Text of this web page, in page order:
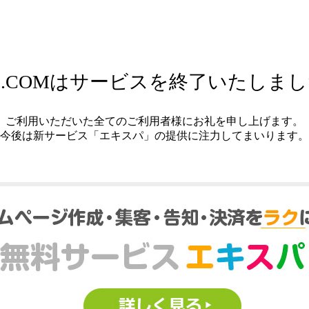
はサービスを終了いたしま
ご利用いただいた全てのご利用者様にお礼を申し上げます。
今後は新サービス「エキスパ」の提供に注力してまいります。